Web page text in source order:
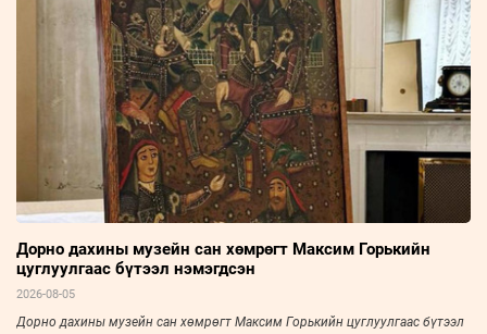
Дорно дахины музейн сан хөмрөгт Максим Горькийн
цуглуулгаас бүтээл нэмэгдсэн
2026-08-05
Дорно дахины музейн сан хөмрөгт Максим Горькийн цуглуулгаас бүтээл